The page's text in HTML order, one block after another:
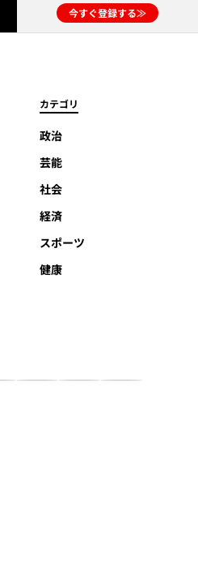
今すぐ登録する≫
カテゴリ
政治
芸能
社会
経済
スポーツ
健康